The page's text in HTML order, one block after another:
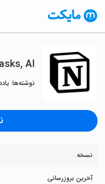
AI
نوشته‌ها:
نسخه
آخرین بروزرسانی